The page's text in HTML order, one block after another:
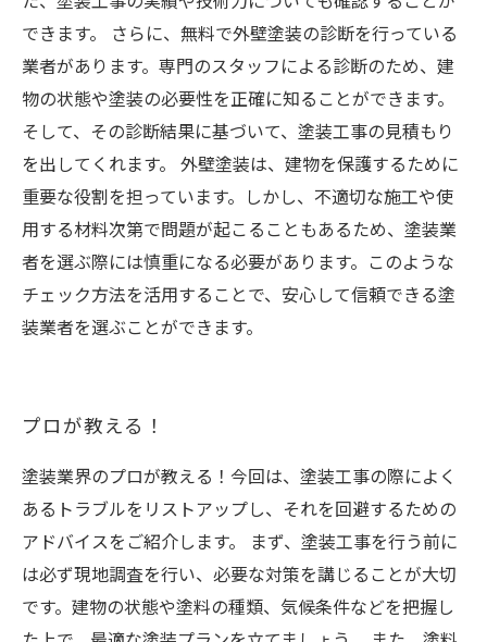
できます。 さらに、無料で外壁塗装の診断を行っている
業者があります。専門のスタッフによる診断のため、建
物の状態や塗装の必要性を正確に知ることができます。
そして、その診断結果に基づいて、塗装工事の見積もり
を出してくれます。 外壁塗装は、建物を保護するために
重要な役割を担っています。しかし、不適切な施工や使
用する材料次第で問題が起こることもあるため、塗装業
者を選ぶ際には慎重になる必要があります。このような
チェック方法を活用することで、安心して信頼できる塗
装業者を選ぶことができます。
プロが教える！
塗装業界のプロが教える！今回は、塗装工事の際によく
あるトラブルをリストアップし、それを回避するための
アドバイスをご紹介します。 まず、塗装工事を行う前に
は必ず現地調査を行い、必要な対策を講じることが大切
です。建物の状態や塗料の種類、気候条件などを把握し